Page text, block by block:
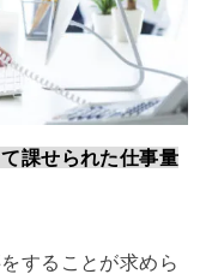
課せられた仕事量
することが求めら